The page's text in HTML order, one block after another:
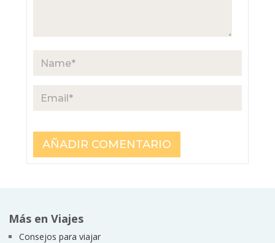
Más en Viajes
Consejos para viajar